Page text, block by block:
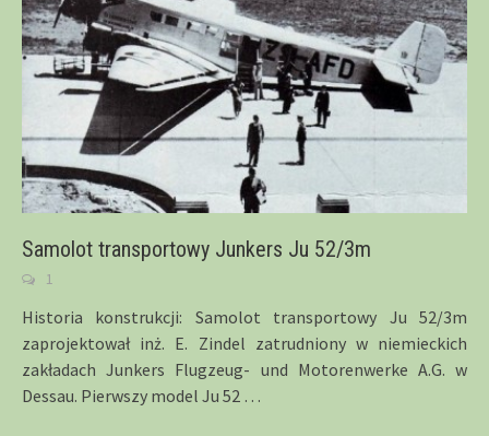
Samolot transportowy Junkers Ju 52/3m
1
Historia konstrukcji: Samolot transportowy Ju 52/3m
zaprojektował inż. E. Zindel zatrudniony w niemieckich
zakładach Junkers Flugzeug- und Motorenwerke A.G. w
Dessau. Pierwszy model Ju 52 …